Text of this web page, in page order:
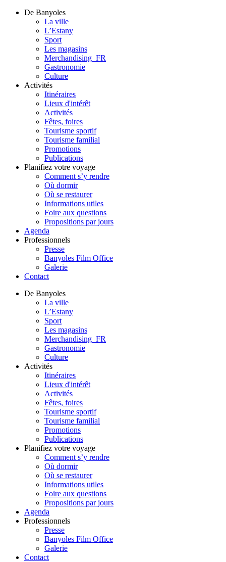
De Banyoles
La ville
L’Estany
Sport
Les magasins
Merchandising_FR
Gastronomie
Culture
Activités
Itinéraires
Lieux d'intérêt
Activités
Fêtes, foires
Tourisme sportif
Tourisme familial
Promotions
Publications
Planifiez votre voyage
Comment s’y rendre
Où dormir
Où se restaurer
Informations utiles
Foire aux questions
Propositions par jours
Agenda
Professionnels
Presse
Banyoles Film Office
Galerie
Contact
De Banyoles
La ville
L’Estany
Sport
Les magasins
Merchandising_FR
Gastronomie
Culture
Activités
Itinéraires
Lieux d'intérêt
Activités
Fêtes, foires
Tourisme sportif
Tourisme familial
Promotions
Publications
Planifiez votre voyage
Comment s’y rendre
Où dormir
Où se restaurer
Informations utiles
Foire aux questions
Propositions par jours
Agenda
Professionnels
Presse
Banyoles Film Office
Galerie
Contact